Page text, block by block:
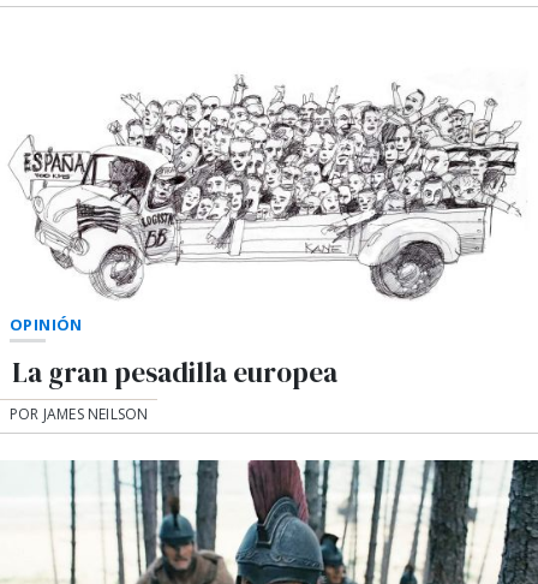
OPINIÓN
La gran pesadilla europea
POR JAMES NEILSON